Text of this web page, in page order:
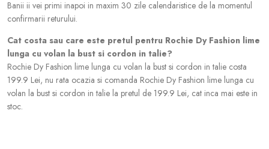
Banii ii vei primi inapoi in maxim 30 zile calendaristice de la momentul
confirmarii returului.
Cat costa sau care este pretul pentru Rochie Dy Fashion lime
lunga cu volan la bust si cordon in talie?
Rochie Dy Fashion lime lunga cu volan la bust si cordon in talie costa
199.9 Lei, nu rata ocazia si comanda Rochie Dy Fashion lime lunga cu
volan la bust si cordon in talie la pretul de 199.9 Lei, cat inca mai este in
stoc.